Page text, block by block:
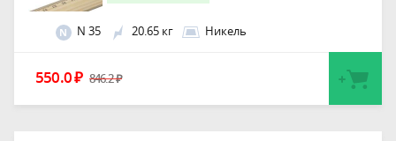
N N 35 20.65 кг Никель
550.0₽ 846.2₽